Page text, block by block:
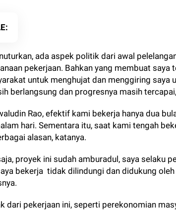
ada aspek politik dari awal
pekerjaan. Bahkan yang membuat saya
untuk menghujat dan menggiring saya
berlangsung dan progresnya masih
Rao, efektif kami bekerja hanya dua
hari. Sementara itu, saat kami tengah
alasan, katanya.
proyek ini sudah amburadul, saya selaku
bekerja tidak dilindungi dan didukung
dari pekerjaan ini, seperti perekonomian